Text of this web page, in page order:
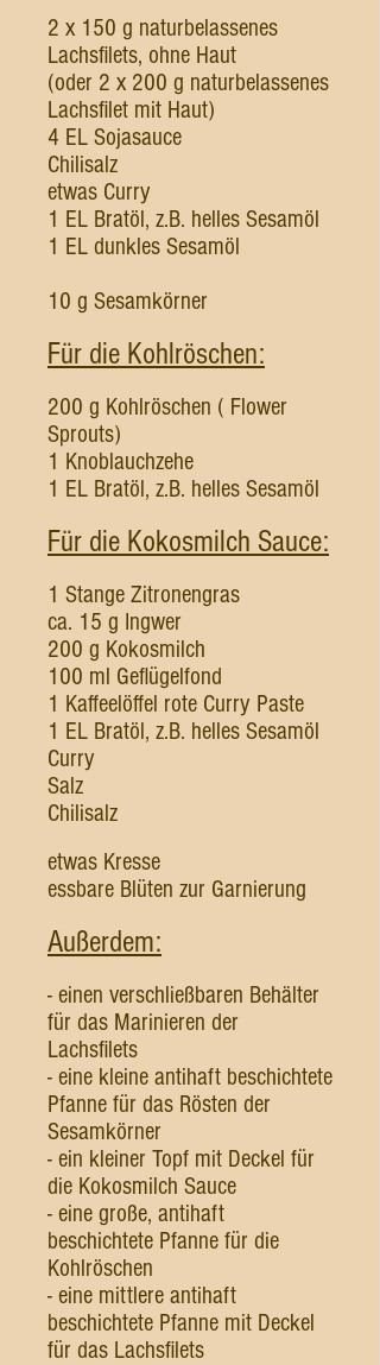
2 x 150 g naturbelassenes
Lachsfilets, ohne Haut
(oder 2 x 200 g naturbelassenes
Lachsfilet mit Haut)
4 EL Sojasauce
Chilisalz
etwas Curry
1 EL Bratöl, z.B. helles Sesamöl
1 EL dunkles Sesamöl
10 g Sesamkörner
Für die Kohlröschen:
200 g Kohlröschen ( Flower
Sprouts)
1 Knoblauchzehe
1 EL Bratöl, z.B. helles Sesamöl
Für die Kokosmilch Sauce:
1 Stange Zitronengras
ca. 15 g Ingwer
200 g Kokosmilch
100 ml Geflügelfond
1 Kaffeelöffel rote Curry Paste
1 EL Bratöl, z.B. helles Sesamöl
Curry
Salz
Chilisalz
etwas Kresse
essbare Blüten zur Garnierung
Außerdem:
- einen verschließbaren Behälter
für das Marinieren der
Lachsfilets
- eine kleine antihaft beschichtete
Pfanne für das Rösten der
Sesamkörner
- ein kleiner Topf mit Deckel für
die Kokosmilch Sauce
- eine große, antihaft
beschichtete Pfanne für die
Kohlröschen
- eine mittlere antihaft
beschichtete Pfanne mit Deckel
für das Lachsfilets